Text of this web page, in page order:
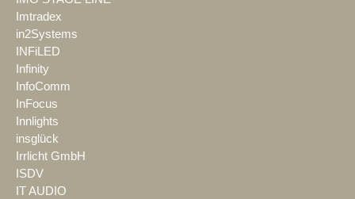
Imtradex
in2Systems
INFiLED
Infinity
InfoComm
InFocus
Innlights
insglück
Irrlicht GmbH
ISDV
IT AUDIO